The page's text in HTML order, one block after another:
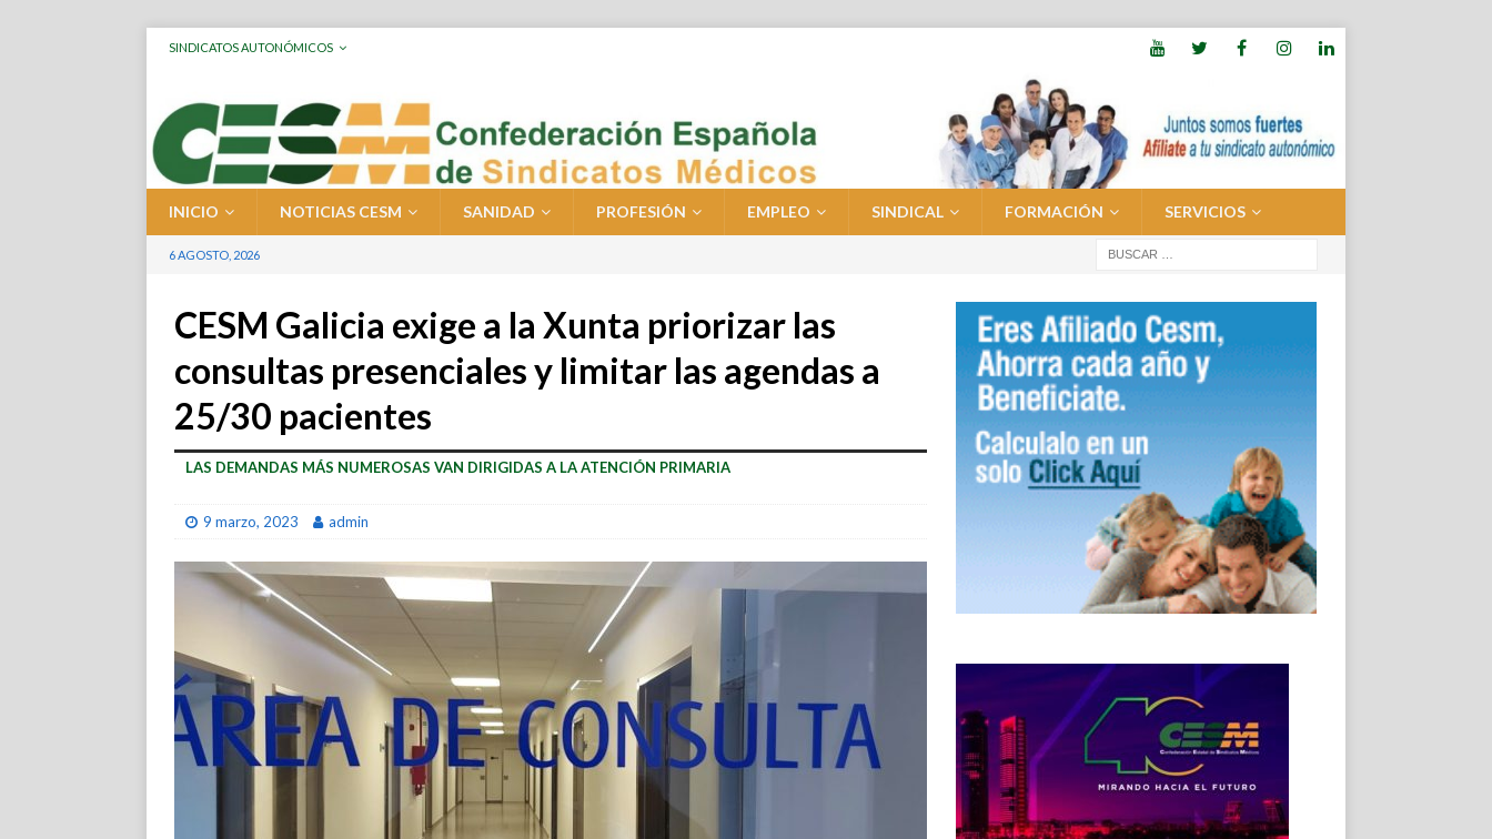
SINDICATOS AUTONÓMICOS
INICIO NOTICIAS CESM SANIDAD PROFESIÓN EMPLEO SINDICAL FORMACIÓN SERVICIOS
6 AGOSTO, 2026
CESM Galicia exige a la Xunta priorizar las
consultas presenciales y limitar las agendas a
25/30 pacientes
LAS DEMANDAS MÁS NUMEROSAS VAN DIRIGIDAS A LA ATENCIÓN PRIMARIA
9 marzo, 2023 admin